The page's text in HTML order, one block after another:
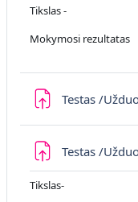
Tikslas -
Mokymosi rezultatas
Testas /
Testas /
Tikslas-